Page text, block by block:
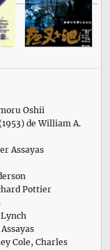
Oshii
de William A.
Assayas
Pottier
Cole, Charles